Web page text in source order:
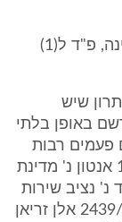
(עש"מ 3/75 דבוש נ' נציבות שירות המדינה, פ"ד ל(1)
שיש
באופן בלתי
פעמים רבות
בפסיקתנו (וראו לדוגמא: עש"מ 1161/96 אנטון נ' מדינת
עש"מ 3871/96 רביד נ' נציב שירות
המדינה, פ"ד נ(3) 272,280-279; ע"פ 2439/93 אלן זריאן